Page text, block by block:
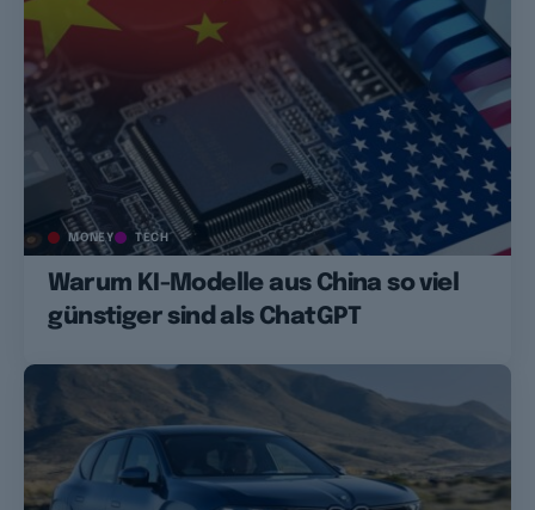
MONEY TECH
Warum KI-Modelle aus China so viel
günstiger sind als ChatGPT